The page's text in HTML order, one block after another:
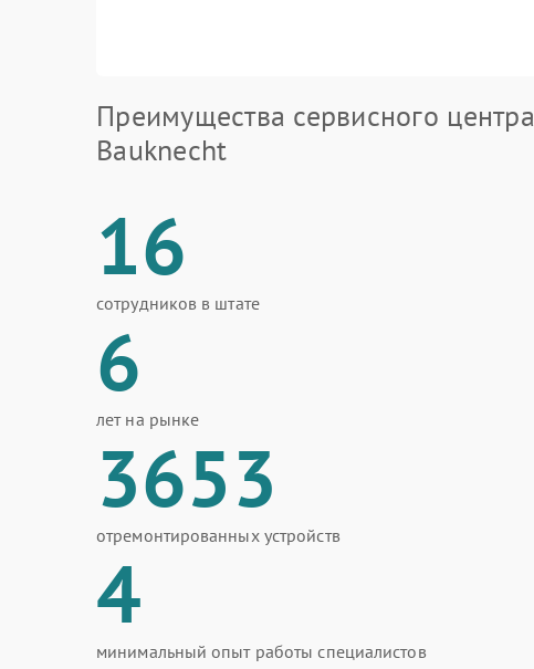
Преимущества сервисного центра
Bauknecht
16
сотрудников в штате
6
лет на рынке
3653
отремонтированных устройств
4
минимальный опыт работы специалистов